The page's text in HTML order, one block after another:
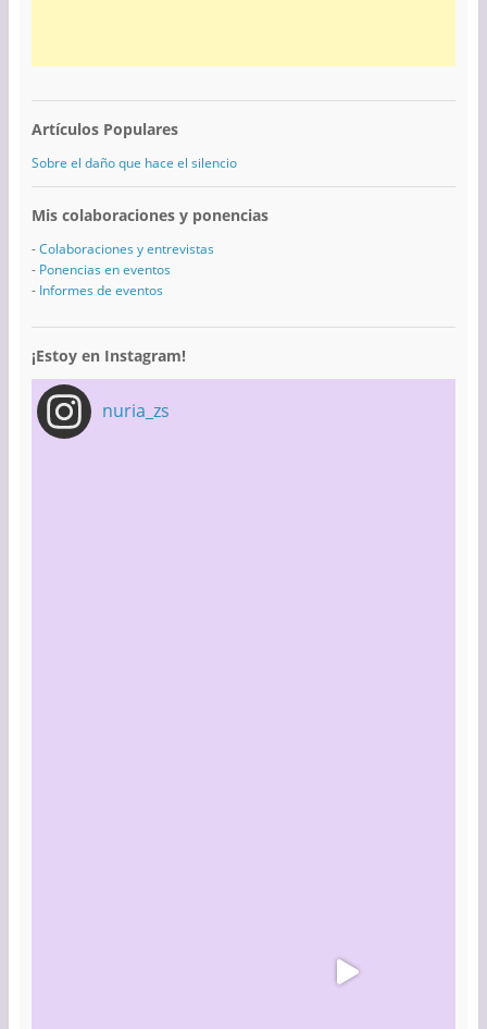
Artículos Populares
Sobre el daño que hace el silencio
Mis colaboraciones y ponencias
-Colaboraciones y entrevistas
- Ponencias en eventos
- Informes de eventos
¡Estoy en Instagram!
nuria_zs